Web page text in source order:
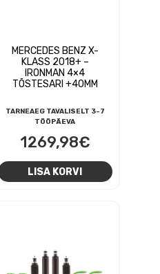
MERCEDES BENZ X-
KLASS 2018+ –
IRONMAN 4×4
TÕSTESARI +40MM
TARNEAEG TAVALISELT 3-7
TÖÖPÄEVA
1269,98€
LISA KORVI